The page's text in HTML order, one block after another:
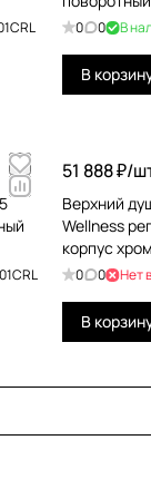
0 0 В
В
51 888 ₽/
Верхний
Wellness
корпус
0 0 Нет
В